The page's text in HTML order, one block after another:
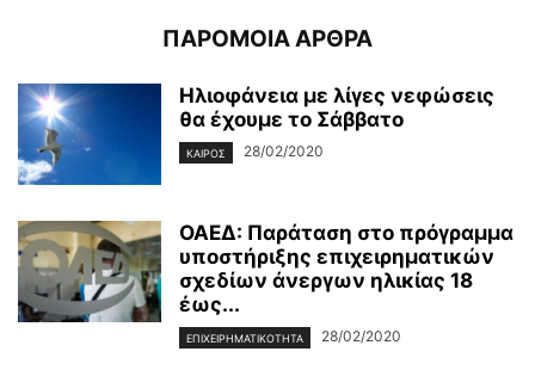
ΠΑΡΟΜΟΙΑ ΑΡΘΡΑ
Ηλιοφάνεια με λίγες νεφώσεις
θα έχουμε το Σάββατο
ΚΑΙΡΌΣ 28/02/2020
ΟΑΕΔ: Παράταση στο πρόγραμμα
υποστήριξης επιχειρηματικών
σχεδίων άνεργων ηλικίας 18
έως...
ΕΠΙΧΕΙΡΗΜΑΤΙΚΌΤΗΤΑ 28/02/2020